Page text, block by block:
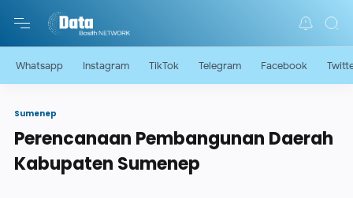
Whatsapp Instagram TikTok Telegram Facebook
Sumenep
Perencanaan Pembangunan Daerah
Kabupaten Sumenep